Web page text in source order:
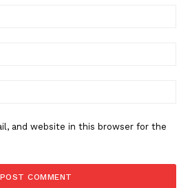
and website in this browser for the